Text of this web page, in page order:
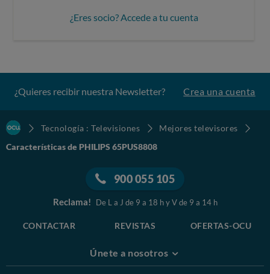
¿Eres socio? Accede a tu cuenta
¿Quieres recibir nuestra Newsletter? Crea una cuenta
Tecnología : Televisiones
Mejores televisores
Características de PHILIPS 65PUS8808
900 055 105
Reclama! De L a J de 9 a 18 h y V de 9 a 14 h
CONTACTAR REVISTAS OFERTAS-OCU
Únete a nosotros